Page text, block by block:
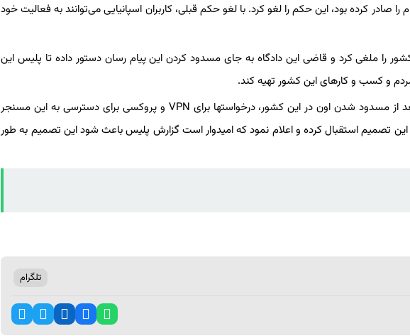
صادر کرده بود، این حکم را لغو کرد. با لغو حکم قبلی، کاربران اسپانیایی می‌توانند به فعالیت خود
را ملغی کرد و قاضی این دادگاه به جای مسدود کردن این پیام رسان دستور داده تا پلیس این
و کسب و کارهای این کشور تهیه کند.
تلگرام چهارمین مسنجر محبوب در اسپانیا هست و بعد از مسدود شدن اون در این کشور، درخواستها برای VPN و پروکسی برای دسترسی به این مسنجر
این تصمیم استقبال کرده و اعلام نمود که امیدوار است گزارش پلیس باعث شود این تصمیم به طور
تلگرام